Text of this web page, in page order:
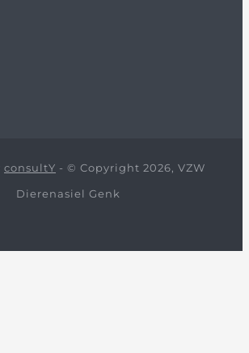
consultY - © Copyright 2026, VZW
Dierenasiel Genk